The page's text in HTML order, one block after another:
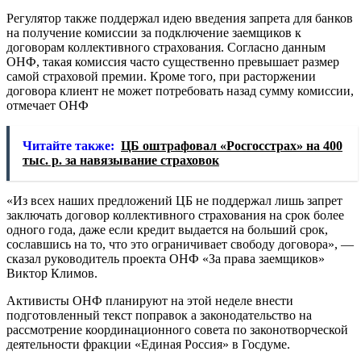
Регулятор также поддержал идею введения запрета для банков
на получение комиссии за подключение заемщиков к
договорам коллективного страхования. Согласно данным
ОНФ, такая комиссия часто существенно превышает размер
самой страховой премии. Кроме того, при расторжении
договора клиент не может потребовать назад сумму комиссии,
отмечает ОНФ
Читайте также: ЦБ оштрафовал «Росгосстрах» на 400
тыс. р. за навязывание страховок
«Из всех наших предложений ЦБ не поддержал лишь запрет
заключать договор коллективного страхования на срок более
одного года, даже если кредит выдается на больший срок,
сославшись на то, что это ограничивает свободу договора», —
сказал руководитель проекта ОНФ «За права заемщиков»
Виктор Климов.
Активисты ОНФ планируют на этой неделе внести
подготовленный текст поправок а законодательство на
рассмотрение координационного совета по законотворческой
деятельности фракции «Единая Россия» в Госдуме.